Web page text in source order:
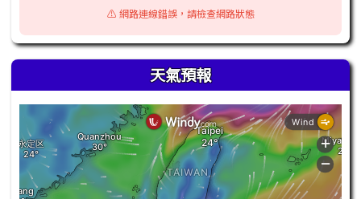
⚠️ 網路連線錯誤，請檢查網路狀態
天氣預報